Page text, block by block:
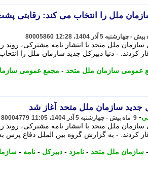
ملل را انتخاب می کند: رقابتی
80005860
ملل متحد با انتشار نامه مشترکی، روند
کردند. - دنیا دبیرکل جدید سازمان ملل را
عمومی سازمان ملل متحد - مجمع عمومی
جدید سازمان ملل متحد آغاز شد
- 9 ماه پیش - چهارشنبه 5 آذر 1404، 11:05 80004779
ملل متحد با انتشار نامه مشترکی، روند
کردند. - به گزارش گروه بین الملل دفاع پرس
- سازمان ملل متحد - نامزد - دبیرکل - نامه -